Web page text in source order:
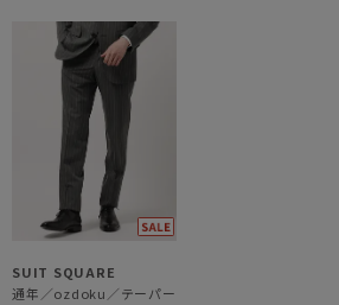
SUIT SQUARE
通年／ozdoku／テーパードパンツ